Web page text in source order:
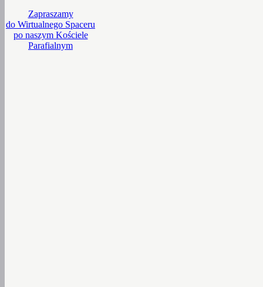
Zapraszamy
do Wirtualnego Spaceru
po naszym Kościele
Parafialnym